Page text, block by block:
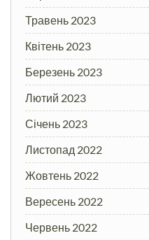
Травень 2023
Квітень 2023
Березень 2023
Лютий 2023
Січень 2023
Листопад 2022
Жовтень 2022
Вересень 2022
Червень 2022